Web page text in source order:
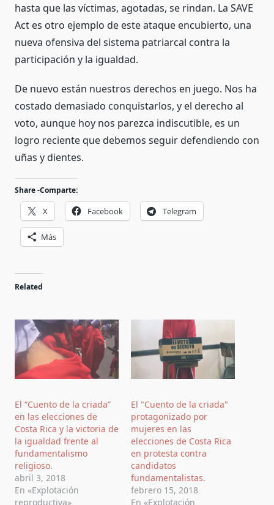
hasta que las víctimas, agotadas, se rindan. La SAVE
Act es otro ejemplo de este ataque encubierto, una
nueva ofensiva del sistema patriarcal contra la
participación y la igualdad.
De nuevo están nuestros derechos en juego. Nos ha
costado demasiado conquistarlos, y el derecho al
voto, aunque hoy nos parezca indiscutible, es un
logro reciente que debemos seguir defendiendo con
uñas y dientes.
Share -Comparte:
X Facebook Telegram
Más
Related
El “Cuento de la criada”
en las elecciones de
Costa Rica y la victoria de
la igualdad frente al
fundamentalismo
religioso.
abril 3, 2018
En «Explotación
reproductiva»
El "Cuento de la criada"
protagonizado por
mujeres en las
elecciones de Costa Rica
en protesta contra
candidatos
fundamentalistas.
febrero 15, 2018
En «Explotación